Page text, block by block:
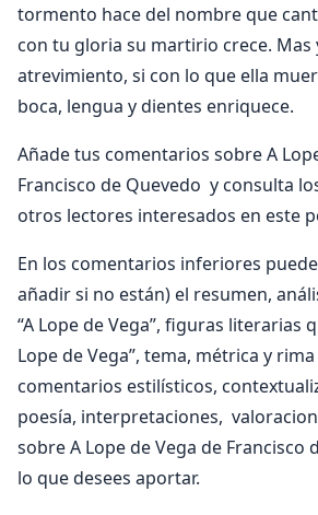
tormento hace del nombre que
con tu gloria su martirio crece. Mas
atrevimiento, si con lo que ella
boca, lengua y dientes enriquece.
Añade tus comentarios sobre A
Francisco de Quevedo y consulta
otros lectores interesados en este
En los comentarios inferiores
añadir si no están) el resumen,
“A Lope de Vega”, figuras literarias
Lope de Vega”, tema, métrica y
comentarios estilísticos,
poesía, interpretaciones,
sobre A Lope de Vega de Francisco
lo que desees aportar.